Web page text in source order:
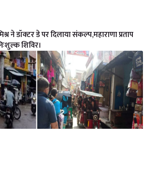
ने डॉक्टर डे पर दिलाया संकल्प,महाराणा प्रताप
शिविर।